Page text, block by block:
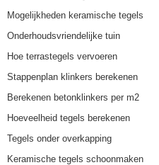
Mogelijkheden keramische tegels
Onderhoudsvriendelijke tuin
Hoe terrastegels vervoeren
Stappenplan klinkers berekenen
Berekenen betonklinkers per m2
Hoeveelheid tegels berekenen
Tegels onder overkapping
Keramische tegels schoonmaken